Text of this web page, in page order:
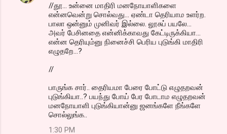
//தூ... உன்னை மாதிரி மனநோயாளிகளை
என்னவென்று சொல்வது... ஏண்டா தெரியாம உளர்ற.
பாலா ஒன்னும் முனிவர் இல்லை. லூசுப் பயலே...
அவர் பேசினதை என்னிக்காவது கேட்டிருக்கியா...
என்ன தெரியும்னு நினைச்சி பெரிய புடுங்கி மாதிரி
எழுதறே...?
//
பாருங்க சார்.. தைரியமா பேரை போட்டு எழுதறவன்
புடுங்கியா..? பயந்து போய் பேர போடாம எழுதறவன்
மனநோயாளி புடுங்கியான்னு ஜனங்களே நீங்களே
சொல்லுங்க..
1:30 PM